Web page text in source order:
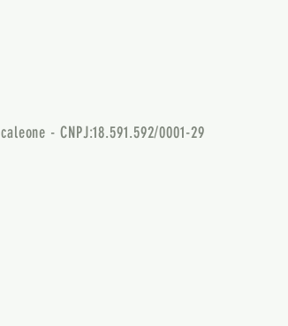
- CNPJ:18.591.592/0001-29